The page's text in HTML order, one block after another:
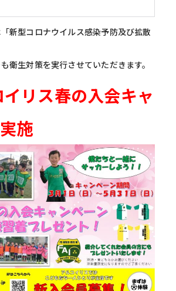
新型コロナウイルス感染予防及び拡散
衛生対策を実行させていただきます。
イリス春の入会キャ
施